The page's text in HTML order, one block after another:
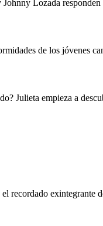
Lozada
de los jóvenes
Julieta empieza a
recordado exintegrante